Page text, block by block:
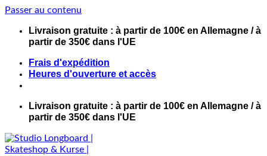
Passer au contenu
Livraison gratuite : à partir de 100€ en Allemagne / à
partir de 350€ dans l'UE
Frais d'expédition
Heures d'ouverture et accès
Livraison gratuite : à partir de 100€ en Allemagne / à
partir de 350€ dans l'UE